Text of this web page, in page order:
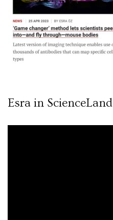
Esra in ScienceLand